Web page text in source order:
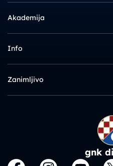
Akademija
Info
Zanimljivo
gnk